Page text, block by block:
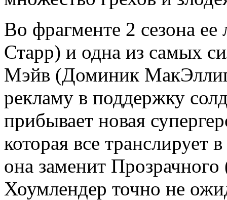
Во фрагменте 2 сезона
Старр) и одна из самых
Мэйв (Доминик
рекламу в поддержку
прибывает новая
которая все транслирует
она заменит
Хоумлендер точно не